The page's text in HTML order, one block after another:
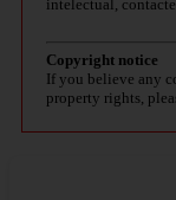
intelectual,
Copyright notice
If you believe any
property rights,